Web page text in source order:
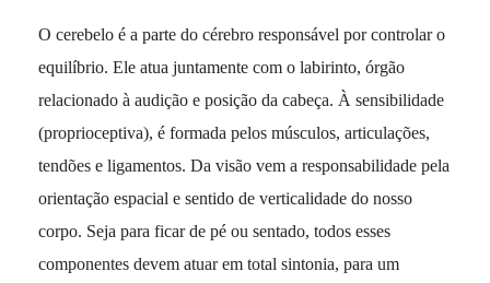
O cerebelo é a parte do cérebro responsável por controlar o
equilíbrio. Ele atua juntamente com o labirinto, órgão
relacionado à audição e posição da cabeça. À sensibilidade
(proprioceptiva), é formada pelos músculos, articulações,
tendões e ligamentos. Da visão vem a responsabilidade pela
orientação espacial e sentido de verticalidade do nosso
corpo. Seja para ficar de pé ou sentado, todos esses
componentes devem atuar em total sintonia, para um